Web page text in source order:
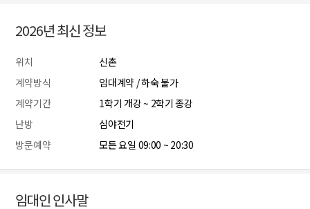
2026년 최신 정보
위치
신촌
계약방식
임대계약 / 하숙 불가
계약기간
1학기 개강 ~ 2학기 종강
난방
심야전기
방문예약
모든 요일 09:00 ~ 20:30
임대인 인사말